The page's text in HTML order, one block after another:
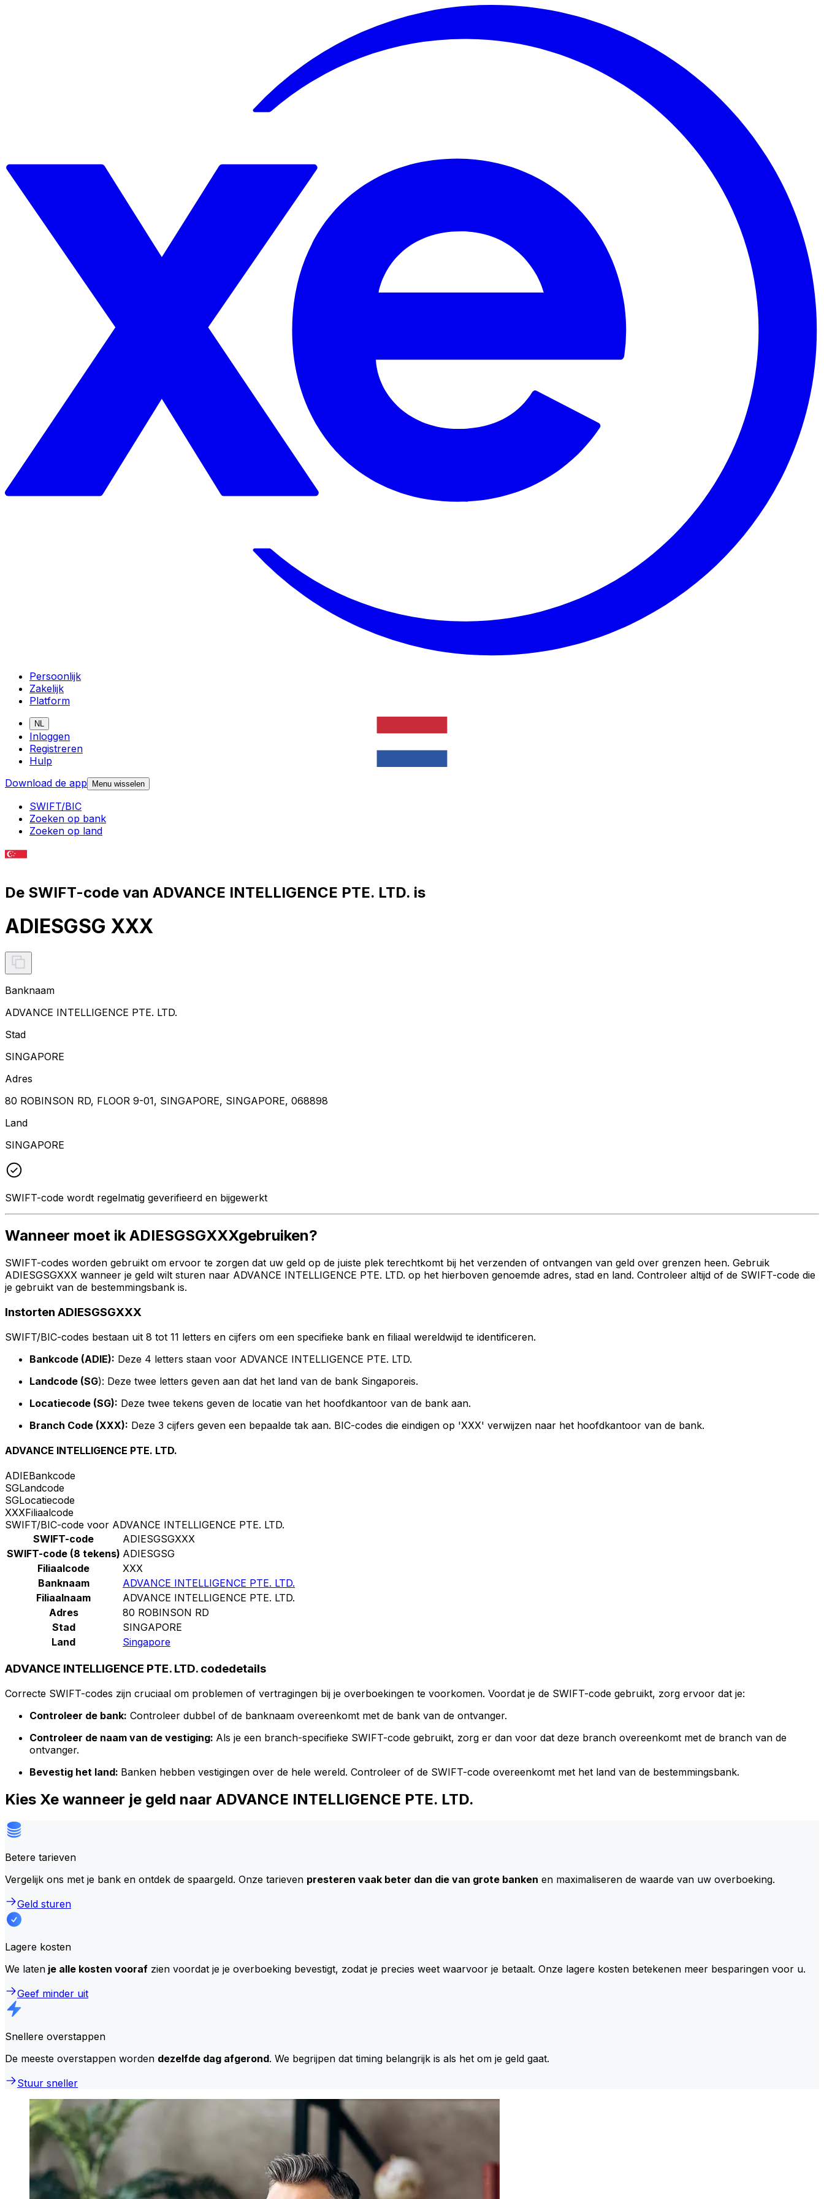
Persoonlijk
Zakelijk
Platform
NL
Inloggen
Registreren
Hulp
Download de app
Menu wisselen
SWIFT/BIC
Zoeken op bank
Zoeken op land
De SWIFT-code van ADVANCE INTELLIGENCE PTE. LTD. is
ADIESGSG XXX
Banknaam
ADVANCE INTELLIGENCE PTE. LTD.
Stad
SINGAPORE
Adres
80 ROBINSON RD, FLOOR 9-01, SINGAPORE, SINGAPORE, 068898
Land
SINGAPORE
SWIFT-code wordt regelmatig geverifieerd en bijgewerkt
Wanneer moet ik ADIESGSGXXXgebruiken?
SWIFT-codes worden gebruikt om ervoor te zorgen dat uw geld op de juiste plek terechtkomt bij het verzenden of ontvangen van geld over grenzen heen. Gebruik
ADIESGSGXXX wanneer je geld wilt sturen naar ADVANCE INTELLIGENCE PTE. LTD. op het hierboven genoemde adres, stad en land. Controleer altijd of de SWIFT-code die
je gebruikt van de bestemmingsbank is.
Instorten ADIESGSGXXX
SWIFT/BIC-codes bestaan uit 8 tot 11 letters en cijfers om een specifieke bank en filiaal wereldwijd te identificeren.
Bankcode (ADIE): Deze 4 letters staan voor ADVANCE INTELLIGENCE PTE. LTD.
Landcode (SG): Deze twee letters geven aan dat het land van de bank Singaporeis.
Locatiecode (SG): Deze twee tekens geven de locatie van het hoofdkantoor van de bank aan.
Branch Code (XXX): Deze 3 cijfers geven een bepaalde tak aan. BIC-codes die eindigen op 'XXX' verwijzen naar het hoofdkantoor van de bank.
ADVANCE INTELLIGENCE PTE. LTD.
ADIEBankcode
SGLandcode
SGLocatiecode
XXXFiliaalcode
SWIFT/BIC-code voor ADVANCE INTELLIGENCE PTE. LTD.
SWIFT-code
ADIESGSGXXX
SWIFT-code (8 tekens) ADIESGSG
Filiaalcode
XXX
Banknaam
ADVANCE INTELLIGENCE PTE. LTD.
Filiaalnaam
ADVANCE INTELLIGENCE PTE. LTD.
Adres
80 ROBINSON RD
Stad
SINGAPORE
Land
Singapore
ADVANCE INTELLIGENCE PTE. LTD. codedetails
Correcte SWIFT-codes zijn cruciaal om problemen of vertragingen bij je overboekingen te voorkomen. Voordat je de SWIFT-code gebruikt, zorg ervoor dat je:
Controleer de bank: Controleer dubbel of de banknaam overeenkomt met de bank van de ontvanger.
Controleer de naam van de vestiging: Als je een branch-specifieke SWIFT-code gebruikt, zorg er dan voor dat deze branch overeenkomt met de branch van de
ontvanger.
Bevestig het land: Banken hebben vestigingen over de hele wereld. Controleer of de SWIFT-code overeenkomt met het land van de bestemmingsbank.
Kies Xe wanneer je geld naar ADVANCE INTELLIGENCE PTE. LTD.
Betere tarieven
Vergelijk ons met je bank en ontdek de spaargeld. Onze tarieven presteren vaak beter dan die van grote banken en maximaliseren de waarde van uw overboeking.
Geld sturen
Lagere kosten
We laten je alle kosten vooraf zien voordat je je overboeking bevestigt, zodat je precies weet waarvoor je betaalt. Onze lagere kosten betekenen meer besparingen voor u.
Geef minder uit
Snellere overstappen
De meeste overstappen worden dezelfde dag afgerond. We begrijpen dat timing belangrijk is als het om je geld gaat.
Stuur sneller